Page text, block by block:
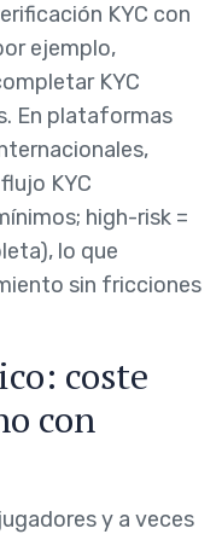
KYC con
ejemplo,
KYC
En plataformas
KYC
high-risk =
lo que
sin fricciones
coste
con
y a veces